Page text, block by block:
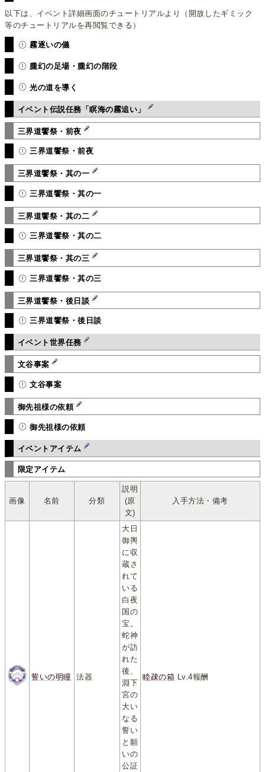
以下は、イベント詳細画面のチュートリアルより（開放したギミック
等のチュートリアルを再閲覧できる）
霧逐いの儀
朧幻の足場・朧幻の階段
光の道を導く
イベント伝説任務「瞑海の霧追い」
三界道饗祭・前夜
三界道饗祭・前夜
三界道饗祭・其の一
三界道饗祭・其の一
三界道饗祭・其の二
三界道饗祭・其の二
三界道饗祭・其の三
三界道饗祭・其の三
三界道饗祭・後日談
三界道饗祭・後日談
イベント世界任務
文谷事案
文谷事案
御先祖様の依頼
御先祖様の依頼
イベントアイテム
限定アイテム
画像 名前 分類
説明
(原
文)
入手方法・備考
誓いの明瞳 法器
大日
御輿
に収
蔵さ
れて
いる
白夜
国の
宝。
蛇神
が訪
れた
後、
淵下
宮の
大い
なる
誓い
と願
いの
公証
睦疎の箱 Lv.4報酬